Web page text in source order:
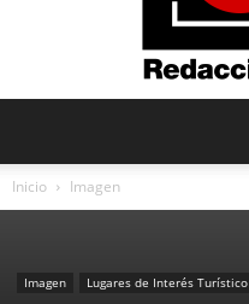
Inicio Imagen
Imagen Lugares de Interés Turístico